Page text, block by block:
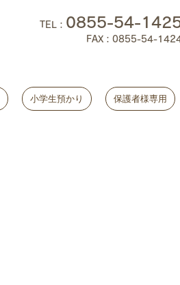
TEL ： 0855-54-
FAX：0855-54-
小学生預かり 保護者様専用